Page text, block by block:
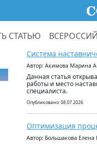
СТАТЬЮ
Система
Автор: Акимова Марина
Данная статья
работы и место
специалиста.
Опубликовано: 08.07.2026
Оптимизация
Автор: Большакова Елена